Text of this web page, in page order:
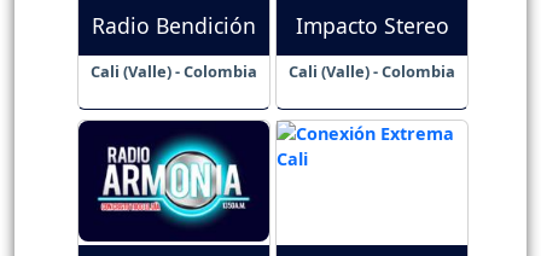
Radio Bendición
Cali (Valle) - Colombia
Impacto Stereo
Cali (Valle) - Colombia